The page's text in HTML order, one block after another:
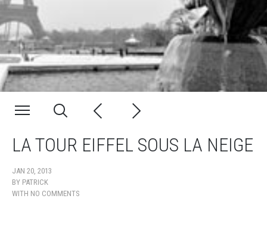
LA TOUR EIFFEL SOUS LA NEIGE
JAN 20, 2013
BY PATRICK
WITH NO COMMENTS